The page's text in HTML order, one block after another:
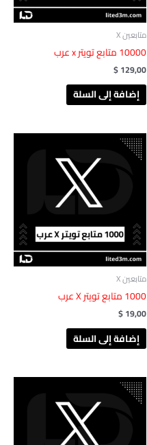
متابعين X
$129,00
إضافة إلى السلة
متابعين X
$19,00
إضافة إلى السلة